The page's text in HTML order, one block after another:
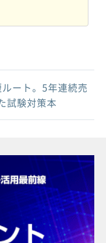
ート。5年連続売
試験対策本